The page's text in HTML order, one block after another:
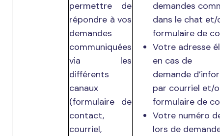
permettre de
répondre à vos
demandes
communiquées
via les
différents
canaux
(formulaire de
contact,
courriel,
demandes
dans le chat et/
formulaire de
Votre adresse
en cas de
demande
par courriel et/
formulaire de
Votre numéro
lors de